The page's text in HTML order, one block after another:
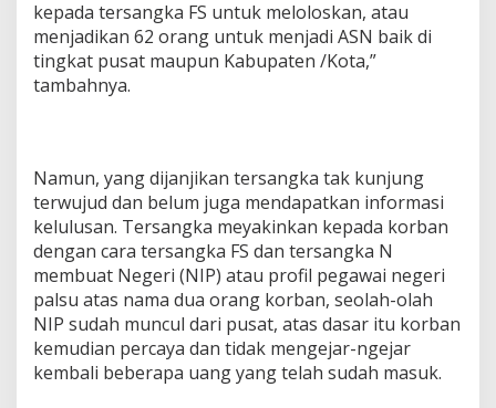
kepada tersangka FS untuk meloloskan, atau
menjadikan 62 orang untuk menjadi ASN baik di
tingkat pusat maupun Kabupaten /Kota,”
tambahnya.
Namun, yang dijanjikan tersangka tak kunjung
terwujud dan belum juga mendapatkan informasi
kelulusan. Tersangka meyakinkan kepada korban
dengan cara tersangka FS dan tersangka N
membuat Negeri (NIP) atau profil pegawai negeri
palsu atas nama dua orang korban, seolah-olah
NIP sudah muncul dari pusat, atas dasar itu korban
kemudian percaya dan tidak mengejar-ngejar
kembali beberapa uang yang telah sudah masuk.